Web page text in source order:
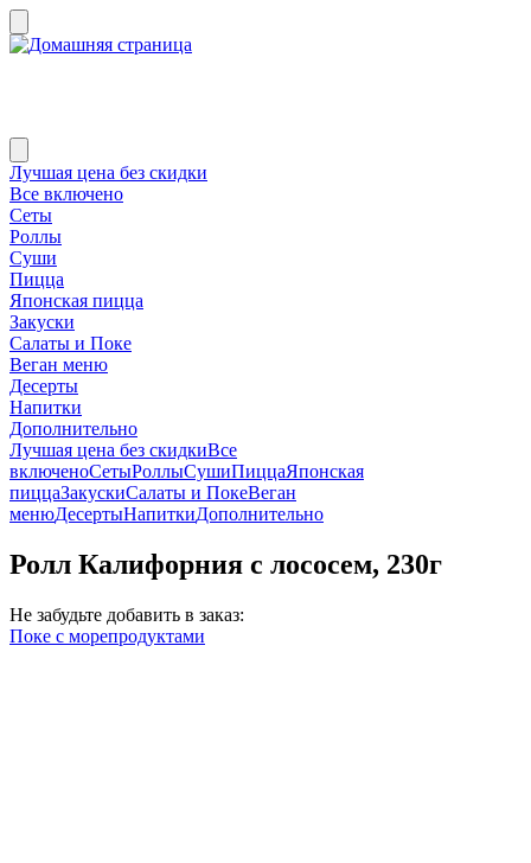
Лучшая цена без скидки
Все включено
Сеты
Роллы
Суши
Пицца
Японская пицца
Закуски
Салаты и Поке
Веган меню
Десерты
Напитки
Дополнительно
Лучшая цена без скидкиВсе
включеноСетыРоллыСушиПиццаЯпонская
пиццаЗакускиСалаты и ПокеВеган
менюДесертыНапиткиДополнительно
Ролл Калифорния с лососем, 230г
Не забудьте добавить в заказ:
Поке с морепродуктами